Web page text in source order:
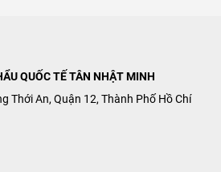
QUỐC TẾ TÂN NHẬT MINH
Thới An, Quận 12, Thành Phố Hồ Chí